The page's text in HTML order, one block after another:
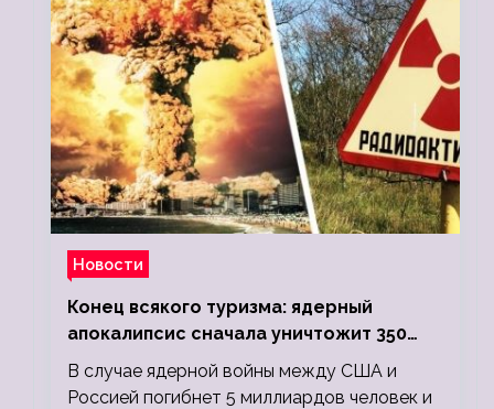
Новости
Конец всякого туризма: ядерный
апокалипсис сначала уничтожит 350
миллионов, а потом 5 миллиардов
людей
В случае ядерной войны между США и
Россией погибнет 5 миллиардов человек и